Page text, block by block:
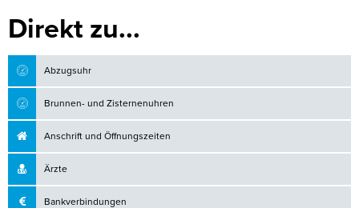
Direkt zu...
Abzugsuhr
Brunnen- und Zisternenuhren
Anschrift und Öffnungszeiten
Ärzte
Bankverbindungen